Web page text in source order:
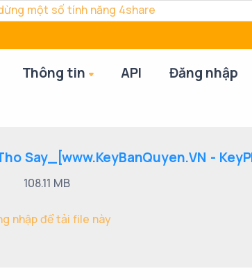
một số tính năng 4share
Thông tin API Đăng nhập
Say_[www.KeyBanQuyen.VN -
108.11 MB
nhập để tải file này